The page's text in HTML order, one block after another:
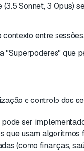
(3.5 Sonnet, 3 Opus)
entre sessões.
"Superpoderes" que
e controlo dos
pode ser
usam algoritmos
(como finanças,